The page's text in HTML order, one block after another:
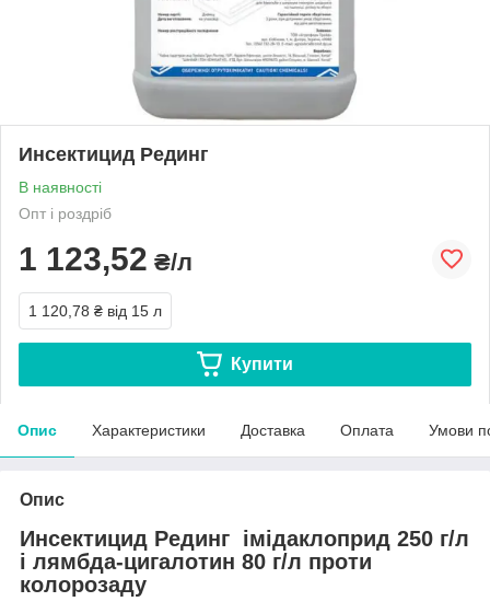
Инсектицид Рединг
В наявності
Опт і роздріб
1 123,52 ₴/л
1 120,78 ₴ від 15 л
Купити
Опис Характеристики Доставка Оплата Умови
Опис
Инсектицид Рединг імідаклоприд 250 г/л
і лямбда-цигалотин 80 г/л проти
колорозаду